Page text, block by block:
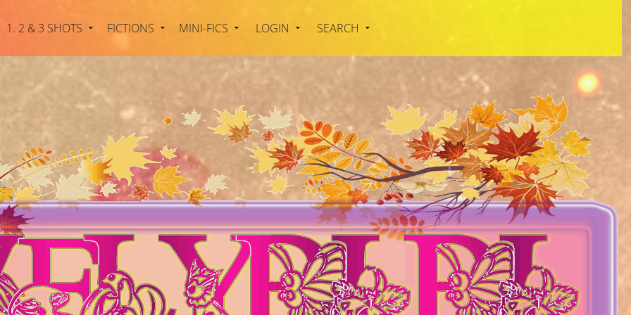
1. 2 & 3 SHOTS FICTIONS MINI-FICS LOGIN SEARCH